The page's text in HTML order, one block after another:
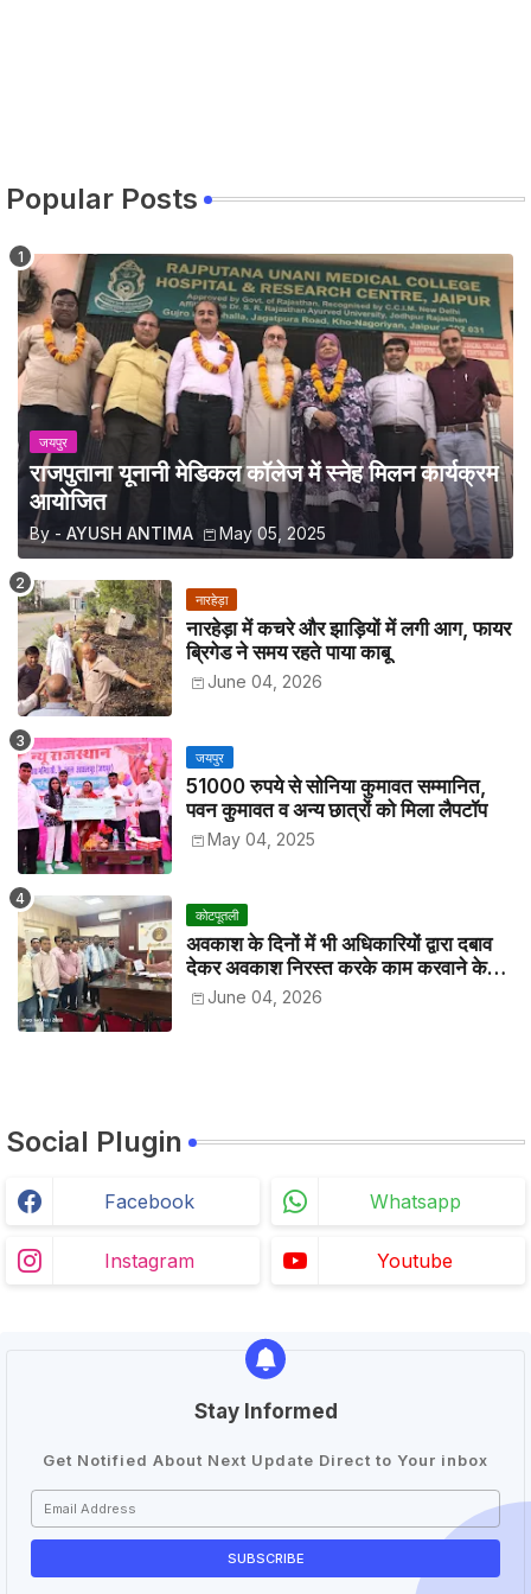
Popular Posts
जयपुर
राजपुताना यूनानी मेडिकल कॉलेज में स्नेह मिलन कार्यक्रम
आयोजित
By - AYUSH ANTIMA May 05, 2025
नारहेड़ा
नारहेड़ा में कचरे और झाड़ियों में लगी आग, फायर
ब्रिगेड ने समय रहते पाया काबू
June 04, 2026
जयपुर
51000 रुपये से सोनिया कुमावत सम्मानित,
पवन कुमावत व अन्य छात्रों को मिला लैपटॉप
May 04, 2025
कोटपूतली
अवकाश के दिनों में भी अधिकारियों द्वारा दबाव
देकर अवकाश निरस्त करके काम करवाने के
विरोध में कर्मचारियों ने जिला कलेक्टर को सीएस
June 04, 2026
Social Plugin
Facebook Whatsapp
Instagram Youtube
Stay Informed
Get Notified About Next Update Direct to Your inbox